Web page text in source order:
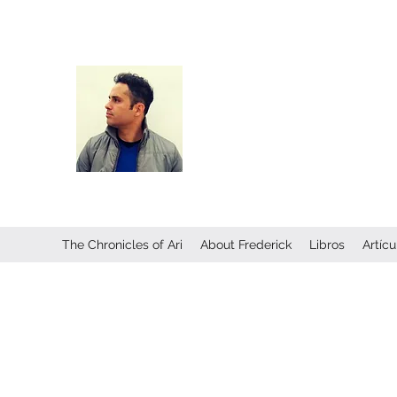
universe expanding across
The Chronicles of Ari About Frederick Libros